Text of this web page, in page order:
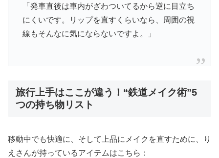
「発車直後は車内がざわついてるから逆に目立ち
にくいです。リップを直すくらいなら、周囲の視
線もそんなに気にならないですよ。」
旅行上手はここが違う！“鉄道メイク術”5
つの持ち物リスト
移動中でも快適に、そして上品にメイクを直すために、り
えさんが持っているアイテムはこちら：